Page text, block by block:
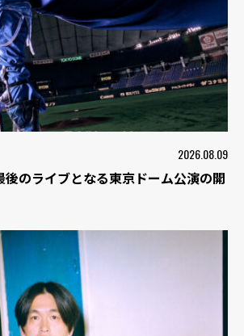
2026.08.09
のライブとなる東京ドーム公演の開